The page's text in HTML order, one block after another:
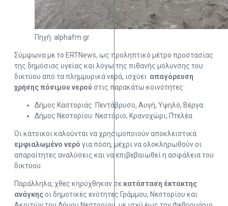
Πηγή: alphafm.gr
Σύμφωνα με το ERTNews, ως προληπτικό μέτρο προστασίας
της δημόσιας υγείας και λόγω της πιθανής μόλυνσης του
δικτύου από τα πλημμυρικά νερά, ισχύει απαγόρευση
χρήσης πόσιμου νερού στις παρακάτω κοινότητες:
Δήμος Καστοριάς: Πεντάβρυσο, Αυγή, Υψηλό, Βέργα
Δήμος Νεστορίου: Νεστόριο, Κρανοχώρι, Πτελέα
Οι κάτοικοι καλούνται να χρησιμοποιούν αποκλειστικά
εμφιαλωμένο νερό για πόση, μέχρι να ολοκληρωθούν οι
απαραίτητες αναλύσεις και να επιβεβαιωθεί η ασφάλεια του
δικτύου.
Παράλληλα, χθες κηρύχθηκαν σε κατάσταση έκτακτης
ανάγκηςοι δημοτικές ενότητες Γράμμου, Νεστορίου και